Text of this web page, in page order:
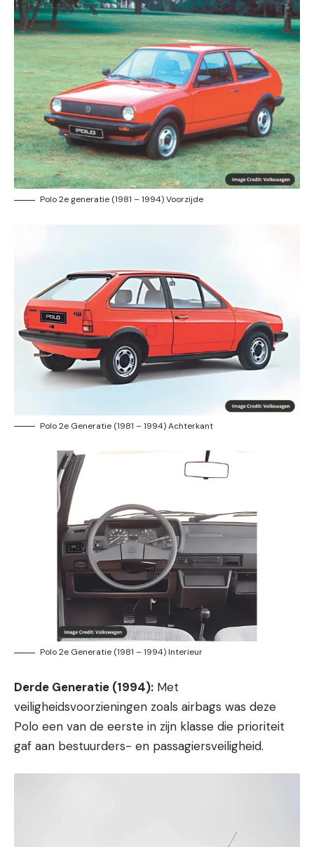
Polo 2e generatie (1981 – 1994) Voorzijde
Polo 2e Generatie (1981 – 1994) Achterkant
Polo 2e Generatie (1981 – 1994) Interieur
Derde Generatie (1994): Met
veiligheidsvoorzieningen zoals airbags was deze
Polo een van de eerste in zijn klasse die prioriteit
gaf aan bestuurders- en passagiersveiligheid.